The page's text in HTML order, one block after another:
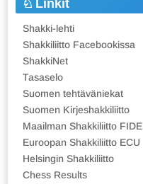
Linkit
Shakki-lehti
Shakkiliitto Facebookissa
ShakkiNet
Tasaselo
Suomen tehtäväniekat
Suomen Kirjeshakkiliitto
Maailman Shakkiliitto FIDE
Euroopan Shakkiliitto ECU
Helsingin Shakkiliitto
Chess Results